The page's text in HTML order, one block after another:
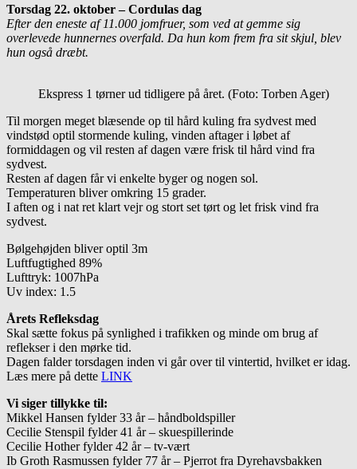
Torsdag 22. oktober – Cordulas dag
Efter den eneste af 11.000 jomfruer, som ved at gemme sig
overlevede hunnernes overfald. Da hun kom frem fra sit skjul, blev
hun også dræbt.
Ekspress 1 tørner ud tidligere på året. (Foto: Torben Ager)
Til morgen meget blæsende op til hård kuling fra sydvest med
vindstød optil stormende kuling, vinden aftager i løbet af
formiddagen og vil resten af dagen være frisk til hård vind fra
sydvest.
Resten af dagen får vi enkelte byger og nogen sol.
Temperaturen bliver omkring 15 grader.
I aften og i nat ret klart vejr og stort set tørt og let frisk vind fra
sydvest.
Bølgehøjden bliver optil 3m
Luftfugtighed 89%
Lufttryk: 1007hPa
Uv index: 1.5
Årets Refleksdag
Skal sætte fokus på synlighed i trafikken og minde om brug af
reflekser i den mørke tid.
Dagen falder torsdagen inden vi går over til vintertid, hvilket er idag.
Læs mere på dette LINK
Vi siger tillykke til:
Mikkel Hansen fylder 33 år – håndboldspiller
Cecilie Stenspil fylder 41 år – skuespillerinde
Cecilie Hother fylder 42 år – tv-vært
Ib Groth Rasmussen fylder 77 år – Pjerrot fra Dyrehavsbakken